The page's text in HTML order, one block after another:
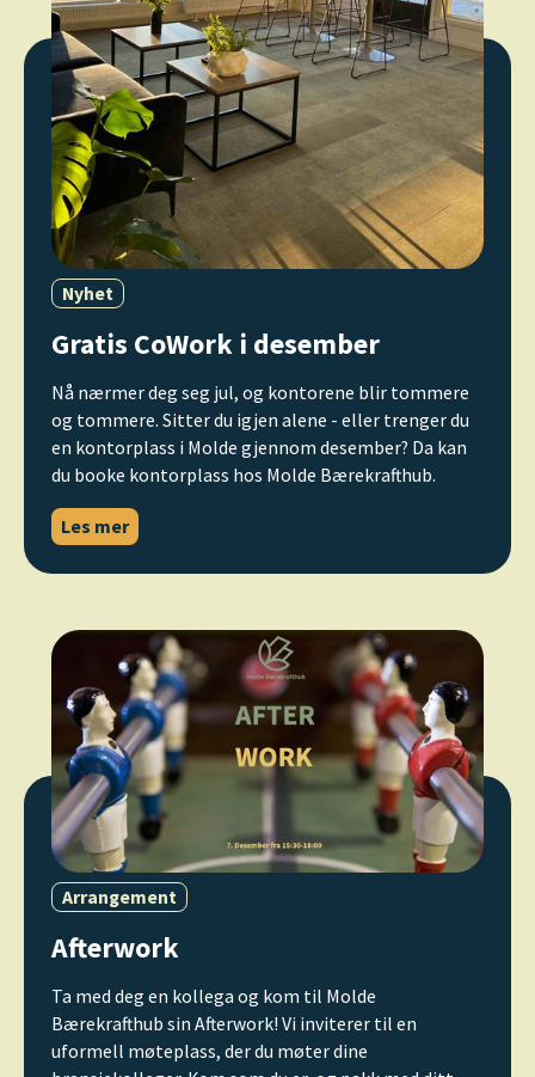
Nyhet
Gratis CoWork i desember
Nå nærmer deg seg jul, og kontorene blir tommere
og tommere. Sitter du igjen alene - eller trenger du
en kontorplass i Molde gjennom desember? Da kan
du booke kontorplass hos Molde Bærekrafthub.
Les mer
Arrangement
Afterwork
Ta med deg en kollega og kom til Molde
Bærekrafthub sin Afterwork! Vi inviterer til en
uformell møteplass, der du møter dine